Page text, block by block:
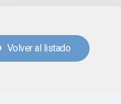
Volver al listado